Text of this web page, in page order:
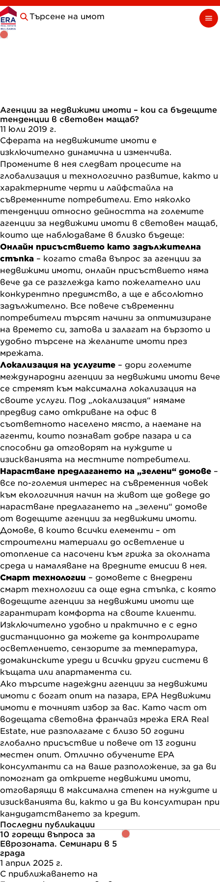
Търсене на имот
Агенции за недвижими имоти – кои са бъдещите
тенденции в световен мащаб?
11 юли 2019 г.
Сферата на недвижимите имоти е
изключително динамична и изменчива.
Промените в нея следват процесите на
глобализация и технологично развитие, както и
характерните черти и лайфстайла на
съвременните потребители. Ето няколко
тенденции относно дейността на големите
агенции за недвижими имоти в световен мащаб,
които ще наблюдаваме в близко бъдеще:
Онлайн присъствието като задължителнa
стъпка – когато става въпрос за агенции за
недвижими имоти, онлайн присъствието няма
вече да се разглежда като пожелателно или
конкурентно предимство, а ще е абсолютно
задължително. Все повече съвременни
потребители търсят начини за оптимизиране
на времето си, затова и залагат на бързото и
удобно търсене на желаните имоти през
мрежата.
Локализация на услугите – дори големите
международни агенции за недвижими имоти вече
се стремят към максимална локализация на
своите услуги. Под „локализация“ нямаме
предвид само откриване на офис в
съответното населено място, а наемане на
агенти, които познават добре пазара и са
способни да отговорят на нуждите и
изискванията на местните потребители.
Нарастване предлагането на „зелени“ домове –
все по-големия интерес на съвременния човек
към екологичния начин на живот ще доведе до
нарастване предлагането на „зелени“ домове
от водещите агенции за недвижими имоти.
Домове, в които всички елементи – от
строителни материали до осветление и
отопление са насочени към грижа за околната
среда и намаляване на вредните емисии в нея.
Смарт технологии – домовете с внедрени
смарт технологии са още една стъпка, с която
водещите агенции за недвижими имоти ще
гарантират комфорта на своите клиенти.
Изключително удобно и практично е с едно
дистанционно да можете да контролирате
осветлението, сензорите за температура,
домакинските уреди и всички други системи в
къщата или апартамента си.
Ако търсите надеждни агенции за недвижими
имоти с богат опит на пазара, ЕРА Недвижими
имоти е точният избор за вас. Като част от
водещата световна франчайз мрежа ERA Real
Estate, ние разполагаме с близо 50 години
глобално присъствие и повече от 13 години
местен опит. Отлично обучените ЕРА
консултанти са на ваше разположение, за да ви
помогнат да откриете недвижими имоти,
отговарящи в максимална степен на нуждите и
изискванията ви, както и да Ви консултиран при
кандидатстването за кредит.
Последни публикации
10 горещи въпроса за
Еврозоната. Семинари в 5
града
1 април 2025 г.
С приближаването на